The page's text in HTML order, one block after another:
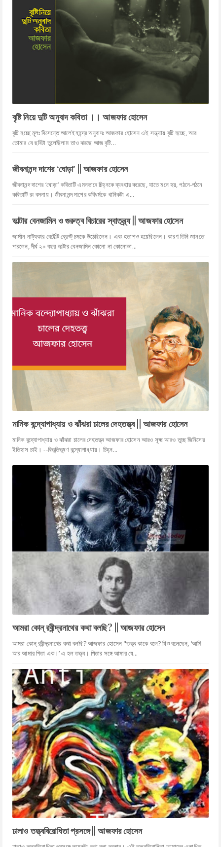
বৃষ্টি নিয়ে দুটি অনুবাদ কবিতা ।। আজফার হোসেন
বৃষ্টি হচ্ছে মূলঃ বিসেন্তে আলেইহান্দ্রে অনুবাদঃ আজফার হোসেন এই সন্ধ্যায় বৃষ্টি হচ্ছে, আর
তোমার যে ছবিটা তুলেছিলাম তাও ঝরছে আজ বৃষ্টি...
জীবনানন্দ দাশের ‘ঘোড়া' || আজফার হোসেন
জীবনানন্দ দাশের ‘ঘোড়া’ কবিতাটি এমনভাবে চিহ্নকে ব্যবহার করেছে, যাতে মনে হয়, পঠনে-পঠনে
কবিতাটি রং বদলায়। জীবনানন্দ দাশের কবিধর্মকে খানিকটা এ...
ভাল্টার বেনজামিন ও গুরুত্ব বিচারের স্বাতন্ত্র্য || আজফার হোসেন
জার্মান নাট্যকার বের্টোল্ট ব্রেখ্ট্ চমকে উঠেছিলেন। এবং হতাশও হয়েছিলেন। কারণ তিনি জানতে
পারলেন, দীর্ঘ ২০ বছর ভাল্টার বেনজামিন কোনো না কোনোভা...
মানিক বন্দ্যোপাধ্যায় ও ঝাঁঝরা চালের দেহতত্ত্ব || আজফার হোসেন
মানিক বন্দ্যোপাধ্যায় ও ঝাঁঝরা চালের দেহতত্ত্ব আজফার হোসেন আরও সূক্ষ্ম আরও তুচ্ছ জিনিসের
ইতিহাস চাই। --বিভূতিভূষণ বন্দ্যোপাধ্যায়। চিহ্ন...
আমরা কোন্ রবীন্দ্রনাথের কথা বলছি? || আজফার হোসেন
আমরা কোন্ রবীন্দ্রনাথের কথা বলছি? আজফার হোসেন "তত্ত্ব কাকে বলে? যিশু বলেছেন, ‘আমি
আর আমার পিতা এক।’ এ হল তত্ত্ব। পিতার সঙ্গে আমার যে...
ঢালাও তত্ত্ববিরোধিতা প্রসঙ্গে || আজফার হোসেন